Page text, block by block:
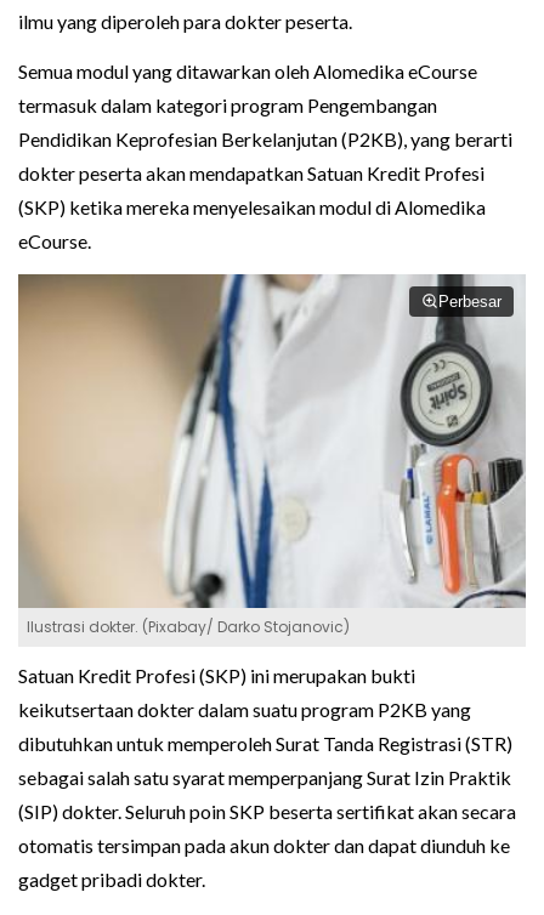
ilmu yang diperoleh para dokter peserta.
Semua modul yang ditawarkan oleh Alomedika eCourse
termasuk dalam kategori program Pengembangan
Pendidikan Keprofesian Berkelanjutan (P2KB), yang berarti
dokter peserta akan mendapatkan Satuan Kredit Profesi
(SKP) ketika mereka menyelesaikan modul di Alomedika
eCourse.
Perbesar
Ilustrasi dokter. (Pixabay/ Darko Stojanovic)
Satuan Kredit Profesi (SKP) ini merupakan bukti
keikutsertaan dokter dalam suatu program P2KB yang
dibutuhkan untuk memperoleh Surat Tanda Registrasi (STR)
sebagai salah satu syarat memperpanjang Surat Izin Praktik
(SIP) dokter. Seluruh poin SKP beserta sertifikat akan secara
otomatis tersimpan pada akun dokter dan dapat diunduh ke
gadget pribadi dokter.